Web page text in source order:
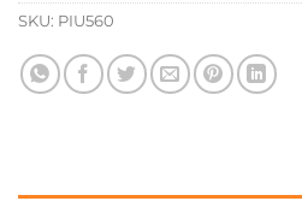
SKU: PIU560